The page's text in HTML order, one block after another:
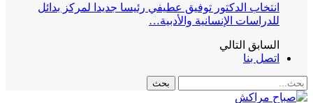
انتخاب الدكتور توفيق عطيفي رئيسا جديدا لمركز بدائل
للدراسات الإنسانية والأدبية…
السابق التالي
اتصل بنا